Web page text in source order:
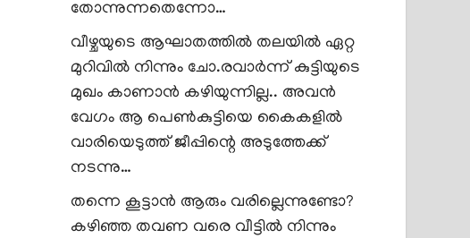
തോന്നുന്നതെന്നോ…
വീഴ്ചയുടെ ആഘാതത്തിൽ തലയിൽ ഏറ്റ
മുറിവിൽ നിന്നും ചോ.രവാർന്ന് കുട്ടിയുടെ
മുഖം കാണാൻ കഴിയുന്നില്ല.. അവൻ
വേഗം ആ പെൺകുട്ടിയെ കൈകളിൽ
വാരിയെടുത്ത് ജീപ്പിന്റെ അടുത്തേക്ക്
നടന്നു…
തന്നെ കൂട്ടാൻ ആരും വരില്ലെന്നുണ്ടോ?
കഴിഞ്ഞ തവണ വരെ വീട്ടിൽ നിന്നും